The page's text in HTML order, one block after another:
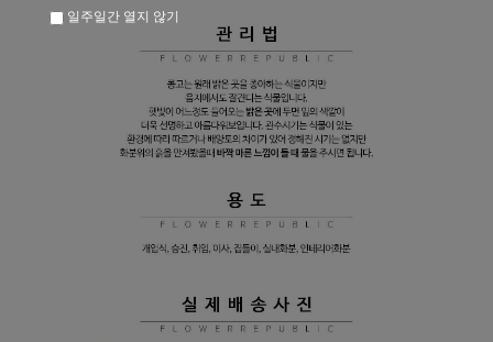
일주일간 열지 않기